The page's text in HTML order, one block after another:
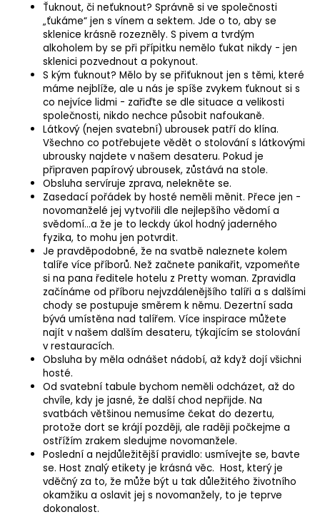
Ťuknout, či neťuknout? Správně si ve společnosti
„ťukáme“ jen s vínem a sektem. Jde o to, aby se
sklenice krásně rozezněly. S pivem a tvrdým
alkoholem by se při přípitku nemělo ťukat nikdy - jen
sklenici pozvednout a pokynout.
S kým ťuknout? Mělo by se přiťuknout jen s těmi, které
máme nejblíže, ale u nás je spíše zvykem ťuknout si s
co nejvíce lidmi - zařiďte se dle situace a velikosti
společnosti, nikdo nechce působit nafoukaně.
Látkový (nejen svatební) ubrousek patří do klína.
Všechno co potřebujete vědět o stolování s látkovými
ubrousky najdete v našem desateru. Pokud je
připraven papírový ubrousek, zůstává na stole.
Obsluha servíruje zprava, nelekněte se.
Zasedací pořádek by hosté neměli měnit. Přece jen -
novomanželé jej vytvořili dle nejlepšího vědomí a
svědomí…a že je to leckdy úkol hodný jaderného
fyzika, to mohu jen potvrdit.
Je pravděpodobné, že na svatbě naleznete kolem
talíře více příborů. Než začnete panikařit, vzpomeňte
si na pana ředitele hotelu z Pretty woman. Zpravidla
začínáme od příboru nejvzdálenějšího talíři a s dalšími
chody se postupuje směrem k němu. Dezertní sada
bývá umístěna nad talířem. Více inspirace můžete
najít v našem dalším desateru, týkajícím se stolování
v restauracích.
Obsluha by měla odnášet nádobí, až když dojí všichni
hosté.
Od svatební tabule bychom neměli odcházet, až do
chvíle, kdy je jasné, že další chod nepřijde. Na
svatbách většinou nemusíme čekat do dezertu,
protože dort se krájí později, ale raději počkejme a
ostřížím zrakem sledujme novomanžele.
Poslední a nejdůležitější pravidlo: usmívejte se, bavte
se. Host znalý etikety je krásná věc. Host, který je
vděčný za to, že může být u tak důležitého životního
okamžiku a oslavit jej s novomanžely, to je teprve
dokonalost.
HLEDAT
PŮJČOVNA
PETROLEJOVÝCH
LÁTKOVÝCH
UBROUSKŮ
NEJEN
SVATBU